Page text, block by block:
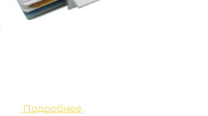
Подробнее